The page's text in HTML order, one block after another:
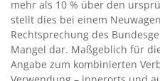
mehr als 10 % über den
stellt dies bei einem
Rechtsprechung des
Mangel dar. Maßgeblich für
Angabe zum kombinierten